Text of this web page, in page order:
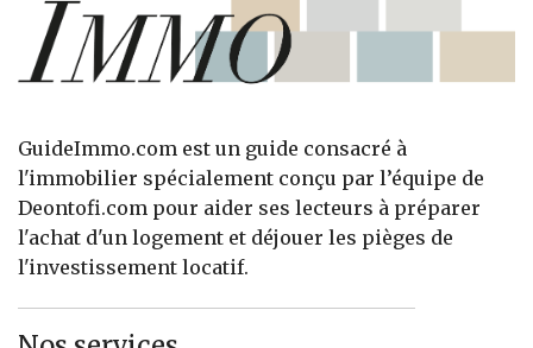
GuideImmo.com est un guide consacré à
l'immobilier spécialement conçu par l’équipe de
Deontofi.com pour aider ses lecteurs à préparer
l'achat d'un logement et déjouer les pièges de
l'investissement locatif.